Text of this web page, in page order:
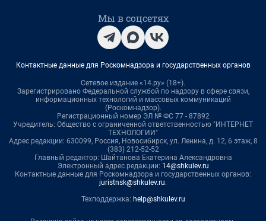
Мы в соцсетях
Контактные данные для Роскомнадзора и государственных органов
Сетевое издание «14.ру» (18+).
Зарегистрировано Федеральной службой по надзору в сфере связи,
информационных технологий и массовых коммуникаций
(Роскомнадзор).
Регистрационный номер ЭЛ № ФС 77 - 87892
Учредитель: Общество с ограниченной ответственностью "ИНТЕРНЕТ
ТЕХНОЛОГИИ"
Адрес редакции: 630099, Россия, Новосибирск, ул. Ленина, д. 12, 6 этаж, 8
(383) 212-52-52
Главный редактор: Шайтанова Екатерина Александровна
Электронный адрес редакции: 14@shkulev.ru
Контактные данные для Роскомнадзора и государственных органов:
juristnsk@shkulev.ru.
Техподдержка: help@shkulev.ru